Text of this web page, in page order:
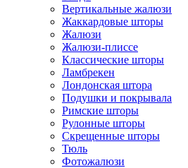
Вертикальные жалюзи
Жаккардовые шторы
Жалюзи
Жалюзи-плиссе
Классические шторы
Ламбрекен
Лондонская штора
Подушки и покрывала
Римские шторы
Рулонные шторы
Скрещенные шторы
Тюль
Фотожалюзи